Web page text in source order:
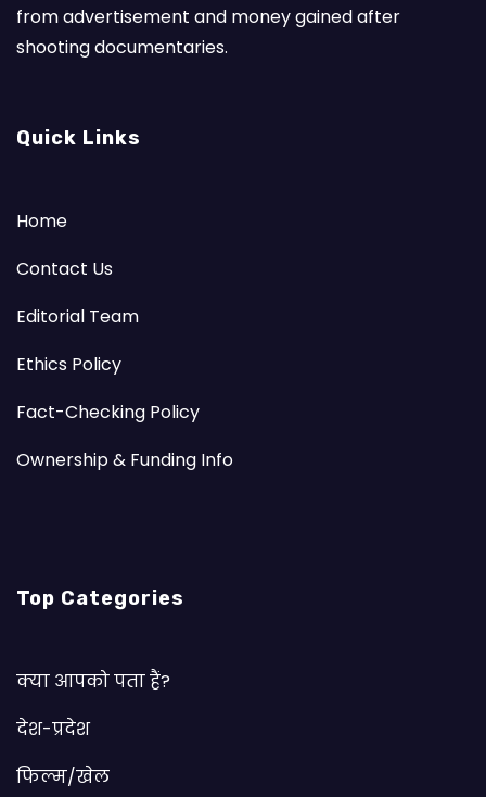
from advertisement and money gained after
shooting documentaries.
Quick Links
Home
Contact Us
Editorial Team
Ethics Policy
Fact-Checking Policy
Ownership & Funding Info
Top Categories
क्या आपको पता हैं?
देश-प्रदेश
फिल्म/खेल